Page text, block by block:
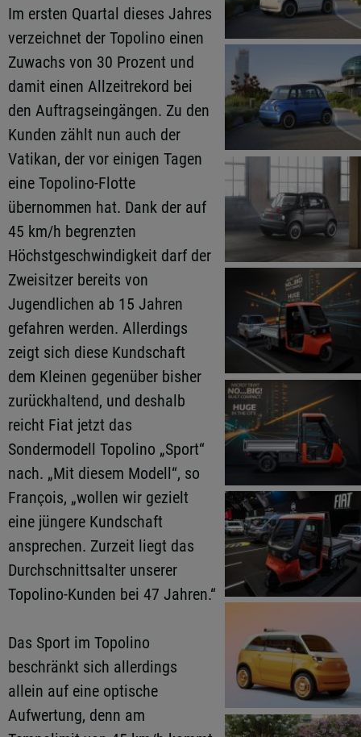
Im ersten Quartal dieses Jahres
verzeichnet der Topolino einen
Zuwachs von 30 Prozent und
damit einen Allzeitrekord bei
den Auftragseingängen. Zu den
Kunden zählt nun auch der
Vatikan, der vor einigen Tagen
eine Topolino-Flotte
übernommen hat. Dank der auf
45 km/h begrenzten
Höchstgeschwindigkeit darf der
Zweisitzer bereits von
Jugendlichen ab 15 Jahren
gefahren werden. Allerdings
zeigt sich diese Kundschaft
dem Kleinen gegenüber bisher
zurückhaltend, und deshalb
reicht Fiat jetzt das
Sondermodell Topolino „Sport“
nach. „Mit diesem Modell“, so
François, „wollen wir gezielt
eine jüngere Kundschaft
ansprechen. Zurzeit liegt das
Durchschnittsalter unserer
Topolino-Kunden bei 47 Jahren.“
Das Sport im Topolino
beschränkt sich allerdings
allein auf eine optische
Aufwertung, denn am